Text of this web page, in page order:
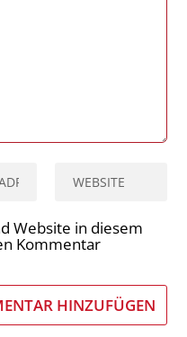
Website in diesem
Kommentar